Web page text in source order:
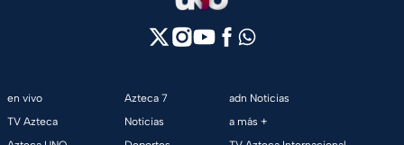
en vivo
TV Azteca
Azteca 7
Noticias
adn Noticias
a más +